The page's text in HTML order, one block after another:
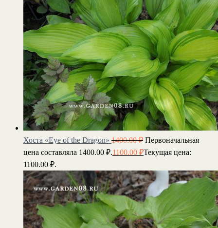
Хоста «Eye of the Dragon» 1400.00₽ Первоначальная
цена составляла 1400.00 ₽.1100.00 ₽Текущая цена:
1100.00 ₽.